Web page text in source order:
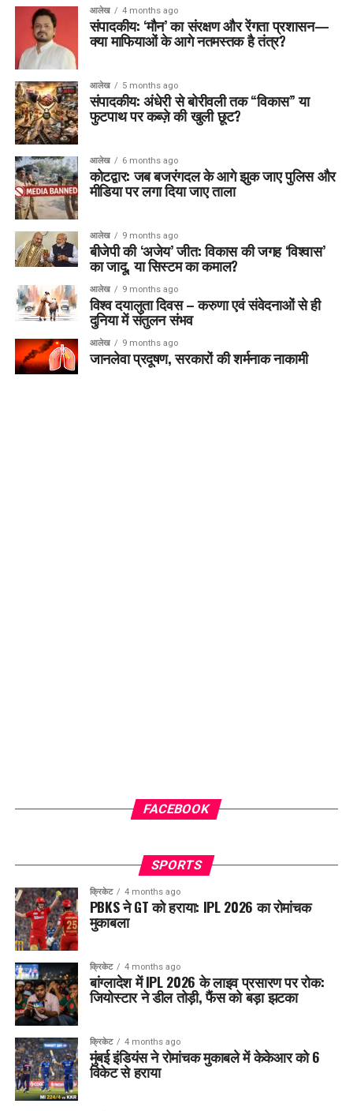
आलेख 4 months ago
संपादकीय: ‘मौन’ का संरक्षण और रेंगता प्रशासन—
क्या माफियाओं के आगे नतमस्तक है तंत्र?
आलेख 5 months ago
संपादकीय: अंधेरी से बोरीवली तक “विकास” या
फुटपाथ पर कब्ज़े की खुली छूट?
आलेख 6 months ago
कोटद्वार: जब बजरंगदल के आगे झुक जाए पुलिस और
मीडिया पर लगा दिया जाए ताला
आलेख 9 months ago
बीजेपी की ‘अजेय’ जीत: विकास की जगह ‘विश्वास’
का जादू, या सिस्टम का कमाल?
आलेख 9 months ago
विश्व दयालुता दिवस – करुणा एवं संवेदनाओं से ही
दुनिया में संतुलन संभव
आलेख 9 months ago
जानलेवा प्रदूषण, सरकारों की शर्मनाक नाकामी
FACEBOOK
SPORTS
क्रिकेट 4 months ago
PBKS ने GT को हराया: IPL 2026 का रोमांचक
मुकाबला
क्रिकेट 4 months ago
बांग्लादेश में IPL 2026 के लाइव प्रसारण पर रोक:
जियोस्टार ने डील तोड़ी, फैंस को बड़ा झटका
क्रिकेट 4 months ago
मुंबई इंडियंस ने रोमांचक मुकाबले में केकेआर को 6
विकेट से हराया